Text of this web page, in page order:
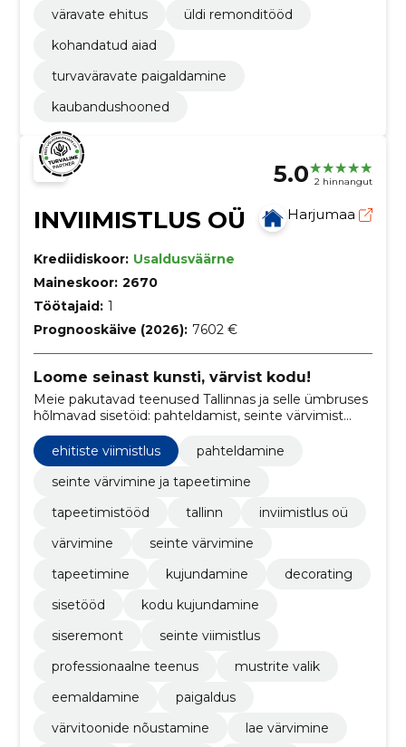
väravate ehitus
üldi remonditööd
kohandatud aiad
turvaväravate paigaldamine
kaubandushooned
5.0 2 hinnangut
INVIIMISTLUS OÜ Harjumaa
Krediidiskoor: Usaldusväärne
Maineskoor: 2670
Töötajaid: 1
Prognooskäive (2026): 7602 €
Loome seinast kunsti, värvist kodu!
Meie pakutavad teenused Tallinnas ja selle ümbruses
hõlmavad sisetöid: pahteldamist, seinte värvimist
ning erinevaid tapeetimistöödega seotud teenuseid.
ehitiste viimistlus
pahteldamine
seinte värvimine ja tapeetimine
tapeetimistööd
tallinn
inviimistlus oü
värvimine
seinte värvimine
tapeetimine
kujundamine
decorating
sisetööd
kodu kujundamine
siseremont
seinte viimistlus
professionaalne teenus
mustrite valik
eemaldamine
paigaldus
värvitoonide nõustamine
lae värvimine